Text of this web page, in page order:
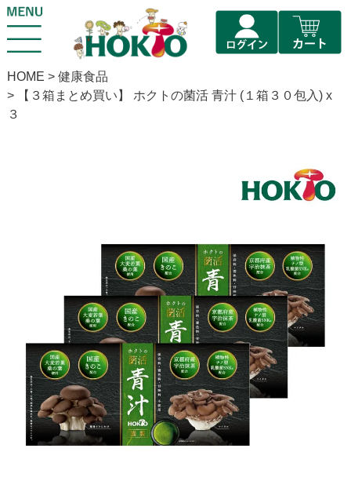
HOME
健康食品
【３箱まとめ買い】 ホクトの菌活 青汁 (１箱３０包入) x
３